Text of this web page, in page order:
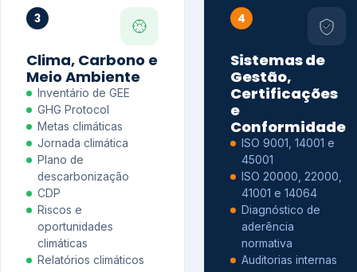
3
Clima, Carbono e
Meio Ambiente
Inventário de GEE
GHG Protocol
Metas climáticas
Jornada climática
Plano de
descarbonização
CDP
Riscos e
oportunidades
climáticas
Relatórios climáticos
4
Sistemas de
Gestão,
Certificações
e
Conformidade
ISO 9001, 14001 e
45001
ISO 20000, 22000,
41001 e 14064
Diagnóstico de
aderência
normativa
Auditorias internas